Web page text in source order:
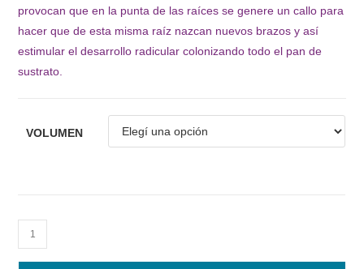
provocan que en la punta de las raíces se genere un callo para
hacer que de esta misma raíz nazcan nuevos brazos y así
estimular el desarrollo radicular colonizando todo el pan de
sustrato.
VOLUMEN